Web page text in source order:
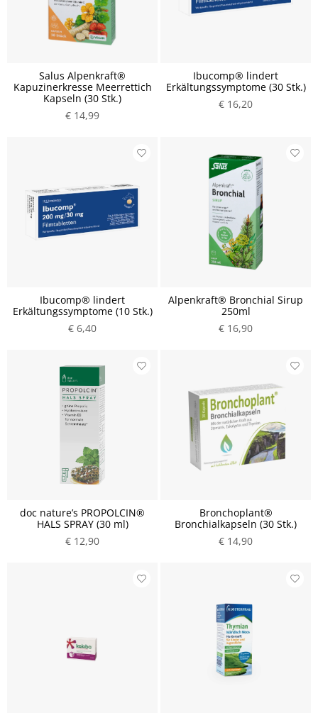
Salus Alpenkraft®
Kapuzinerkresse Meerrettich
Kapseln (30 Stk.)
€ 14,99
Ibucomp® lindert
Erkältungssymptome (30 Stk.)
€ 16,20
Ibucomp® lindert
Erkältungssymptome (10 Stk.)
€ 6,40
Alpenkraft® Bronchial Sirup
250ml
€ 16,90
doc nature’s PROPOLCIN®
HALS SPRAY (30 ml)
€ 12,90
Bronchoplant®
Bronchialkapseln (30 Stk.)
€ 14,90